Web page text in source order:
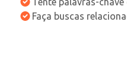
Faça buscas